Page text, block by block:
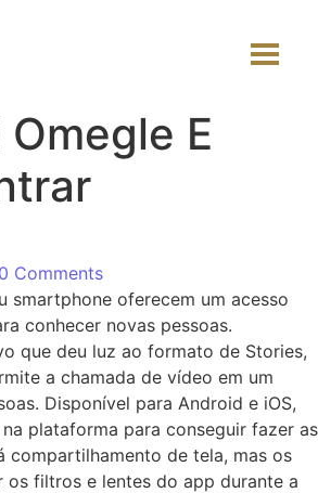
Omegle E
0 Comments
smartphone oferecem um acesso
conhecer novas pessoas.
que deu luz ao formato de Stories,
a chamada de vídeo em um
Disponível para Android e iOS,
plataforma para conseguir fazer as
compartilhamento de tela, mas os
os filtros e lentes do app durante a